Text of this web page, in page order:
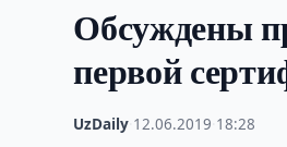
Обсуждены
первой
UzDaily 12.06.2019 18:28